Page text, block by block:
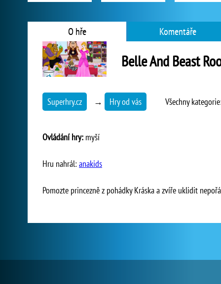
O hře Komentáře
Belle And Beast
Superhry.cz → Hry od vás Všechny
Ovládání hry: myší
Hru nahrál: anakids
Pomozte princezně z pohádky Kráska a zvíře uklidit